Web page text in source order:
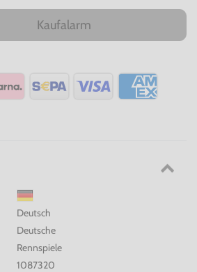
Kaufalarm
Deutsch
Deutsche
Rennspiele
1087320